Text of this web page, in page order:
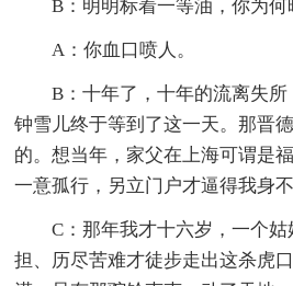
B：明明标着一等油，你为何
A：你血口喷人。
B：十年了，十年的流离失
钟雪儿终于等到了这一天。那晋
的。想当年，家父在上海可谓是
一意孤行，另立门户才逼得我身不
C：那年我才十六岁，一个
担、历尽苦难才徒步走出这杀虎